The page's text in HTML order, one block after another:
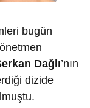
bugün
Dağlı’nın
dizide